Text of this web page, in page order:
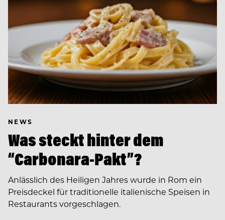
NEWS
Was steckt hinter dem
“Carbonara-Pakt”?
Anlässlich des Heiligen Jahres wurde in Rom ein
Preisdeckel für traditionelle italienische Speisen in
Restaurants vorgeschlagen.